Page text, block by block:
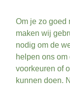
Om je zo goed
maken wij
nodig om de
helpen ons
voorkeuren of
kunnen doen.